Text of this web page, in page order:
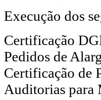
Execução dos
Certificação
Pedidos de
Certificação de
Auditorias para